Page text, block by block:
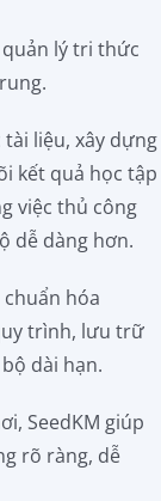
lý tri thức
liệu, xây dựng
kết quả học tập
việc thủ công
dễ dàng hơn.
hóa
trình, lưu trữ
dài hạn.
SeedKM giúp
rõ ràng, dễ